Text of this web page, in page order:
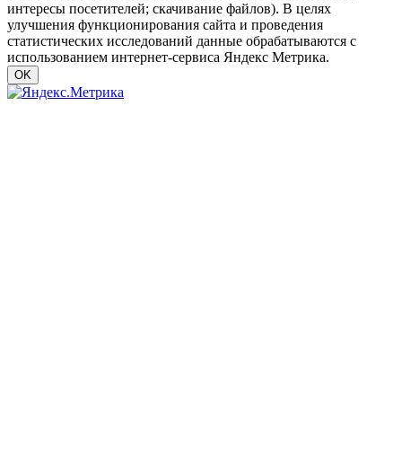
интересы посетителей; скачивание файлов). В целях
улучшения функционирования сайта и проведения
статистических исследований данные обрабатываются с
использованием интернет-сервиса Яндекс Метрика.
OK